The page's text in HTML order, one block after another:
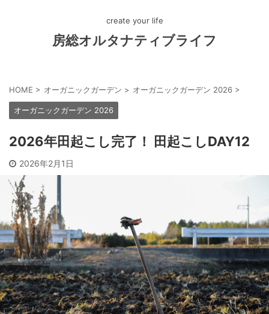
create your life
房総オルタナティブライフ
HOME > オーガニックガーデン > オーガニックガーデン 2026 >
オーガニックガーデン 2026
2026年田起こし完了！ 田起こしDAY12
2026年2月1日